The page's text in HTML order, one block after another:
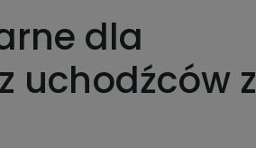
dla
uchodźców z